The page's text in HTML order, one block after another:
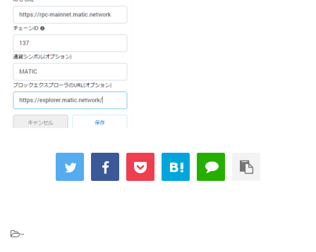
-